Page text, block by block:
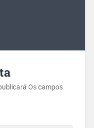
Os campos